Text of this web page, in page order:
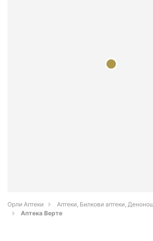
Орли Аптеки
Аптеки, Билкови аптеки,
Аптека Верте